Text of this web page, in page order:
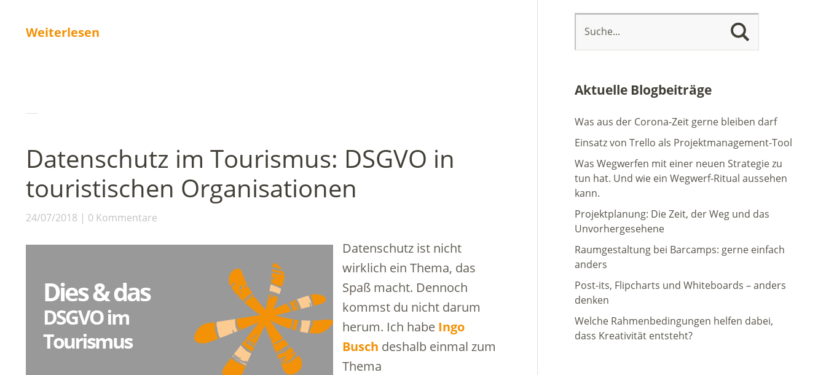
Weiterlesen
Datenschutz im Tourismus: DSGVO in
touristischen Organisationen
24/07/2018 0 Kommentare
Datenschutz ist nicht
wirklich ein Thema, das
Spaß macht. Dennoch
kommst du nicht darum
herum. Ich habe Ingo
Busch deshalb einmal zum
Thema
Aktuelle Blogbeiträge
Was aus der Corona-Zeit gerne bleiben darf
Einsatz von Trello als Projektmanagement-Tool
Was Wegwerfen mit einer neuen Strategie zu
tun hat. Und wie ein Wegwerf-Ritual aussehen
kann.
Projektplanung: Die Zeit, der Weg und das
Unvorhergesehene
Raumgestaltung bei Barcamps: gerne einfach
anders
Post-its, Flipcharts und Whiteboards – anders
denken
Welche Rahmenbedingungen helfen dabei,
dass Kreativität entsteht?